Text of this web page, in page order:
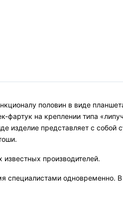
половин в виде
фартук на креплении типа
изделие представляет с
известных производителей.
одновременно.